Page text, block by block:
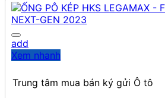
add
Xem nhanh
Trung tâm mua bán ký gửi Ô tô